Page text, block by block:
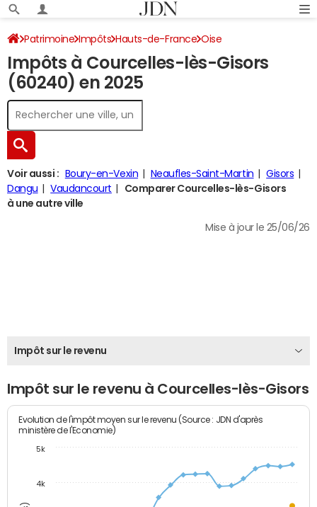
Patrimoine Impôts Hauts-de-France Oise
Courcelles-lès-Gisors Impôt sur le revenu
Impôts à Courcelles-lès-Gisors
(60240) en 2025
Voir aussi : Boury-en-Vexin Neaufles-Saint-Martin
Gisors
Dangu
Vaudancourt
Comparer Courcelles-lès-Gisors
à une autre ville
Mise à jour le 25/06/26
Impôt sur le revenu
Impôt sur le revenu à Courcelles-lès-Gisors
Evolution de l'impôt moyen sur le revenu (Source : JDN d'après
ministère de l'Economie)
4k
5k